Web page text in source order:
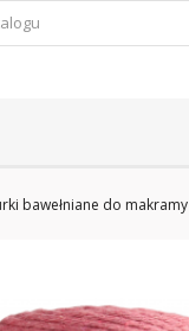
bawełniane do makramy